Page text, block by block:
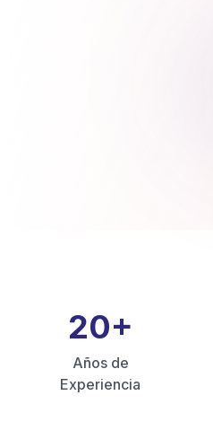
20+
Años de
Experiencia